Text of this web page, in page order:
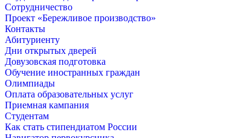
Сотрудничество
Проект «Бережливое производство»
Контакты
Абитуриенту
Дни открытых дверей
Довузовская подготовка
Обучение иностранных граждан
Олимпиады
Оплата образовательных услуг
Приемная кампания
Студентам
Как стать стипендиатом России